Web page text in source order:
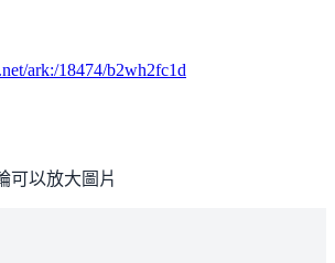
ark:/18474/b2wh2fc1d
可以放大圖片